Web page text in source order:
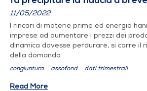
11/05/2022
I rincari di materie prime ed energia
imprese ad aumentare i prezzi dei
dinamica dovesse perdurare, si corre il
della domanda
congiuntura assofond dati trimestrali
Read More